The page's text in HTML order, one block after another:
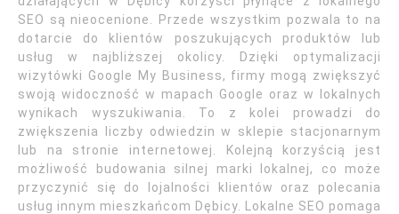
SEO są nieocenione. Przede wszystkim pozwala to na
dotarcie do klientów poszukujących produktów lub
usług w najbliższej okolicy. Dzięki optymalizacji
wizytówki Google My Business, firmy mogą zwiększyć
swoją widoczność w mapach Google oraz w lokalnych
wynikach wyszukiwania. To z kolei prowadzi do
zwiększenia liczby odwiedzin w sklepie stacjonarnym
lub na stronie internetowej. Kolejną korzyścią jest
możliwość budowania silnej marki lokalnej, co może
przyczynić się do lojalności klientów oraz polecania
usług innym mieszkańcom Dębicy. Lokalne SEO pomaga